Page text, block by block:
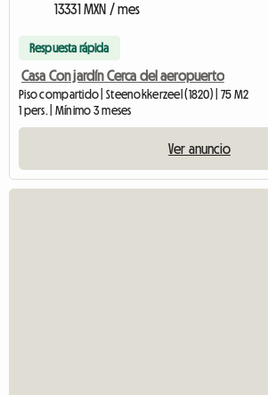
13331 MXN / mes
Respuesta rápida
Casa Con jardín Cerca del aeropuerto
Piso compartido | Steenokkerzeel (1820) | 75 M2
1 pers. | Mínimo 3 meses
Ver anuncio